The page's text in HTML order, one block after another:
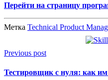
Перейти на страницу
Метка Technical Product
Previous post
Тестировщик с нуля: как им